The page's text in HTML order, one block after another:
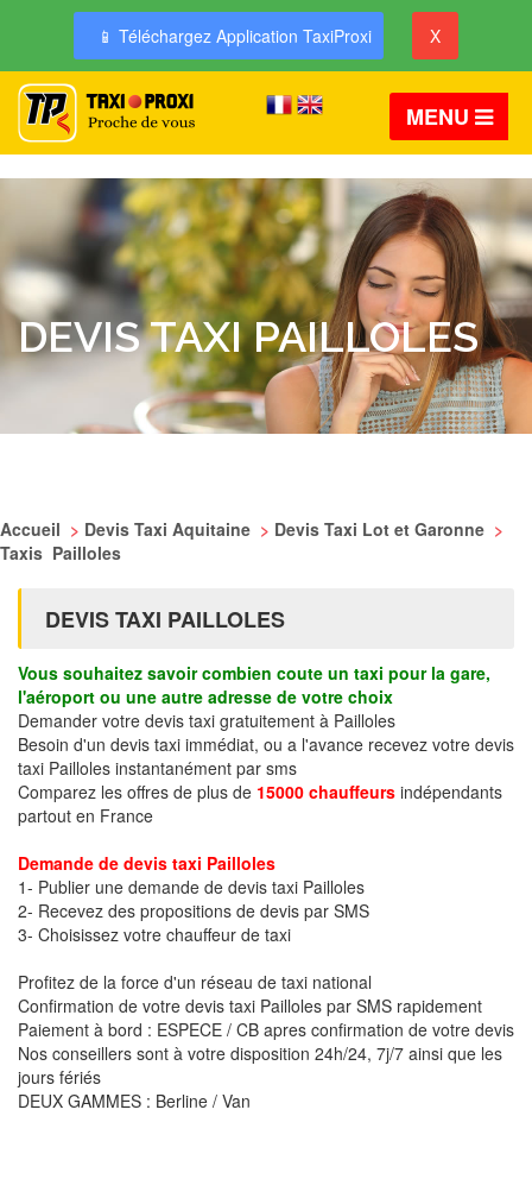
📱 Téléchargez Application TaxiProxi X
MENU
DEVIS TAXI PAILLOLES
Accueil > Devis Taxi Aquitaine > Devis Taxi Lot et Garonne >
Taxis Pailloles
DEVIS TAXI PAILLOLES
Vous souhaitez savoir combien coute un taxi pour la gare,
l'aéroport ou une autre adresse de votre choix
Demander votre devis taxi gratuitement à Pailloles
Besoin d'un devis taxi immédiat, ou a l'avance recevez votre devis
taxi Pailloles instantanément par sms
Comparez les offres de plus de 15000 chauffeurs indépendants
partout en France
Demande de devis taxi Pailloles
1- Publier une demande de devis taxi Pailloles
2- Recevez des propositions de devis par SMS
3- Choisissez votre chauffeur de taxi
Profitez de la force d'un réseau de taxi national
Confirmation de votre devis taxi Pailloles par SMS rapidement
Paiement à bord : ESPECE / CB apres confirmation de votre devis
Nos conseillers sont à votre disposition 24h/24, 7j/7 ainsi que les
jours fériés
DEUX GAMMES : Berline / Van